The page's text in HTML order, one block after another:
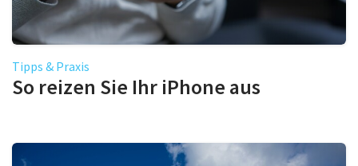
Tipps & Praxis
So reizen Sie Ihr iPhone aus